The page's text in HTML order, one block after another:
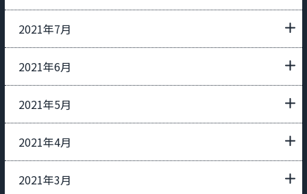
2021年7月
2021年6月
2021年5月
2021年4月
2021年3月